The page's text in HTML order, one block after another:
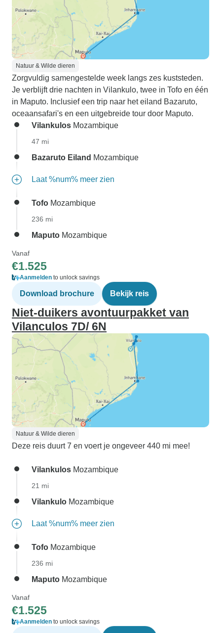
Natuur & Wilde dieren
Zorgvuldig samengestelde week langs zes kuststeden.
Je verblijft drie nachten in Vilankulo, twee in Tofo en één
in Maputo. Inclusief een trip naar het eiland Bazaruto,
oceaansafari's en een uitgebreide tour door Maputo.
Vilankulos Mozambique
47 mi
Bazaruto Eiland Mozambique
Laat %num% meer zien
Tofo Mozambique
236 mi
Maputo Mozambique
Vanaf
€1.525
Aanmelden to unlock savings
Download brochure Bekijk reis
Niet-duikers avontuurpakket van
Vilanculos 7D/ 6N
Natuur & Wilde dieren
Deze reis duurt 7 en voert je ongeveer 440 mi mee!
Vilankulos Mozambique
21 mi
Vilankulo Mozambique
Laat %num% meer zien
Tofo Mozambique
236 mi
Maputo Mozambique
Vanaf
€1.525
Aanmelden to unlock savings